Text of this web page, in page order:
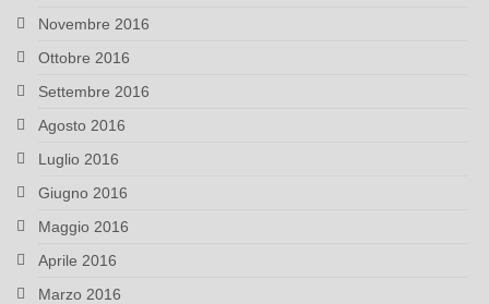
Novembre 2016
Ottobre 2016
Settembre 2016
Agosto 2016
Luglio 2016
Giugno 2016
Maggio 2016
Aprile 2016
Marzo 2016